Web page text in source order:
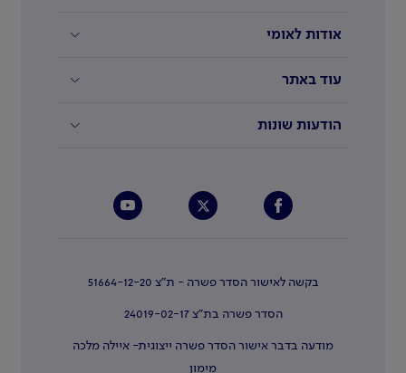
אודות לאומי
עוד באתר
הודעות שונות
בקשה לאישור הסדר פשרה - ת"צ 51664-12-20
הסדר פשרה בת"צ 24019-02-17
מודעה בדבר אישור הסדר פשרה ייצוגית- איילה מלכה
מימון